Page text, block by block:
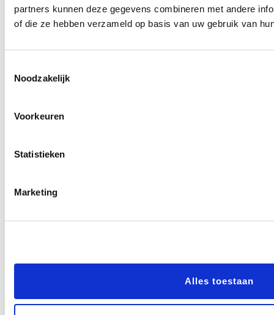
partners kunnen deze gegevens combineren met andere
of die ze hebben verzameld op basis van uw gebruik van
Noodzakelijk
Voorkeuren
Statistieken
Marketing
Alles toestaan
als statuten een termijn
bevatten voor de tweede
kwamen mogelijk niet omdat
toch niet voldoende leden
Opnemen in